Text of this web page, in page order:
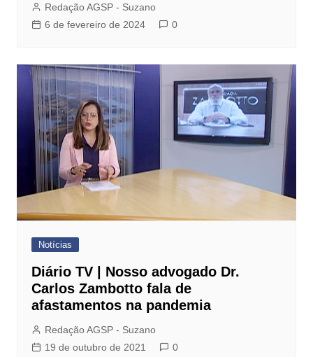
Redação AGSP - Suzano
6 de fevereiro de 2024
0
Notícias
Diário TV | Nosso advogado Dr.
Carlos Zambotto fala de
afastamentos na pandemia
Redação AGSP - Suzano
19 de outubro de 2021
0